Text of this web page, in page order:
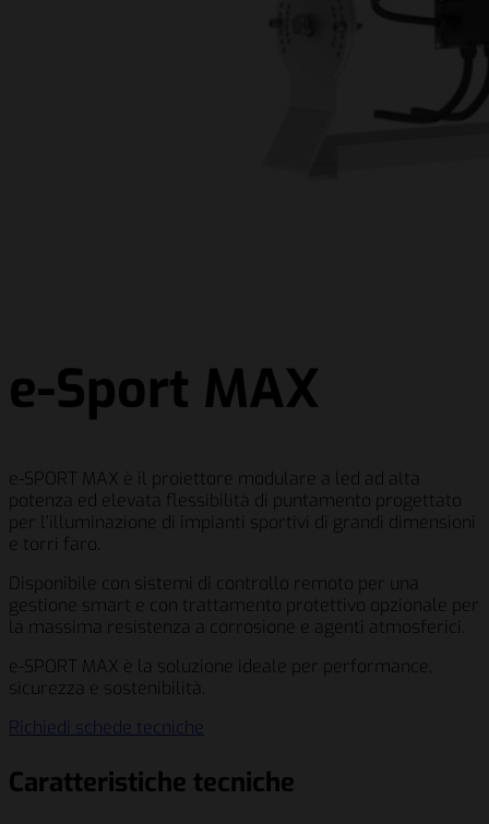
e-Sport MAX
e-SPORT MAX è il proiettore modulare a led ad alta
potenza ed elevata flessibilità di puntamento progettato
per l’illuminazione di impianti sportivi di grandi dimensioni
e torri faro.
Disponibile con sistemi di controllo remoto per una
gestione smart e con trattamento protettivo opzionale per
la massima resistenza a corrosione e agenti atmosferici.
e-SPORT MAX è la soluzione ideale per performance,
sicurezza e sostenibilità.
Richiedi schede tecniche
Caratteristiche tecniche